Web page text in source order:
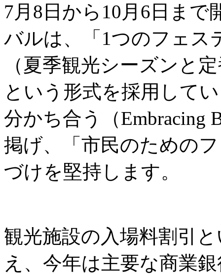
7月8日から10月6日ま
バルは、「1つのフェス
（夏季観光シーズンと
という形式を採用して
分かち合う（Embracing
掲げ、「市民のための
づけを堅持します。
観光施設の入場料割引
え、今年は主要な商業